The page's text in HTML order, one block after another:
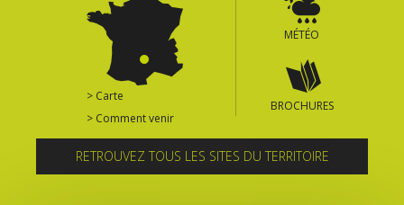
> Carte
> Comment venir
MÉTÉO
BROCHURES
RETROUVEZ TOUS LES SITES DU TERRITOIRE